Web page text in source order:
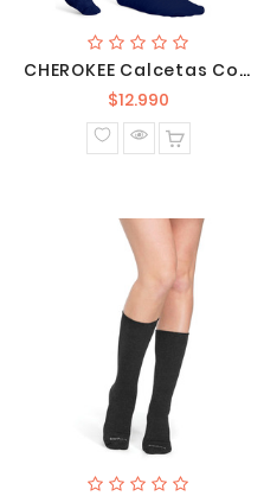
CHEROKEE Calcetas Compresivas 8-15 Mm Hg FASHIONSUPPORT NVY
$12.990
normal